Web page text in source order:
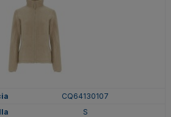
CQ64130107
S